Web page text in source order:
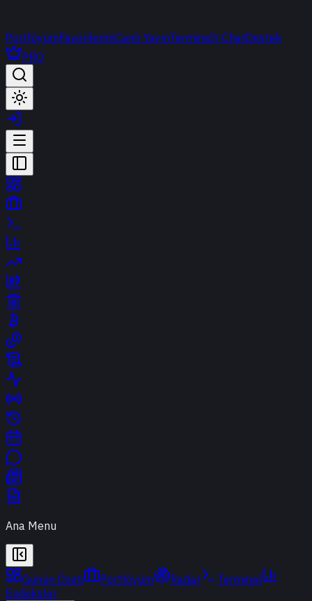
PortföyümFavorilerimCanlı YayınTerminalt-ChatDestek
PRO
Ana Menu
Günün Özeti Portföyüm Radar
Terminal
Endeksler